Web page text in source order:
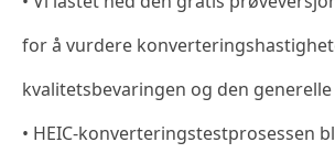
for å vurdere
kvalitetsbevaringen og den generelle
• HEIC-konverteringstestprosessen